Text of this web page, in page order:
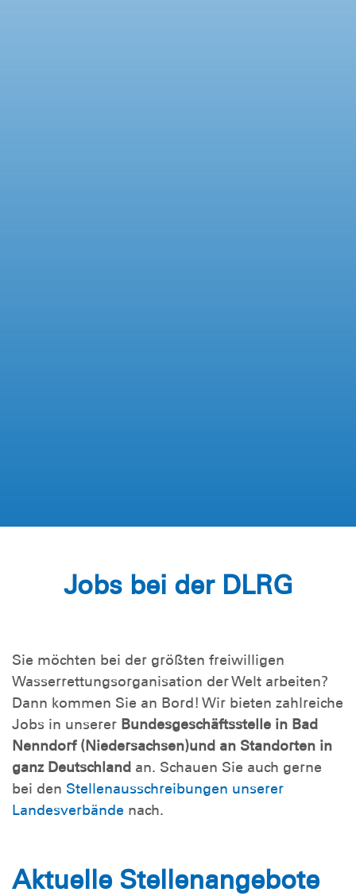
Jobs bei der DLRG
Sie möchten bei der größten freiwilligen
Wasserrettungsorganisation der Welt arbeiten?
Dann kommen Sie an Bord! Wir bieten zahlreiche
Jobs in unserer Bundesgeschäftsstelle in Bad
Nenndorf (Niedersachsen)und an Standorten in
ganz Deutschland an. Schauen Sie auch gerne
bei den Stellenausschreibungen unserer
Landesverbände nach.
Aktuelle Stellenangebote